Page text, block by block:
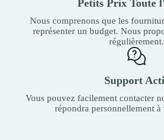
Petits Prix Toute
Nous comprenons que les
représenter un budget. Nous
régulièrement.
Support
Vous pouvez facilement contacter
répondra personnellement à